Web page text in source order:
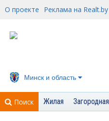
О проекте Реклама на Realt.by
Минск и область
Поиск Жилая Загородная